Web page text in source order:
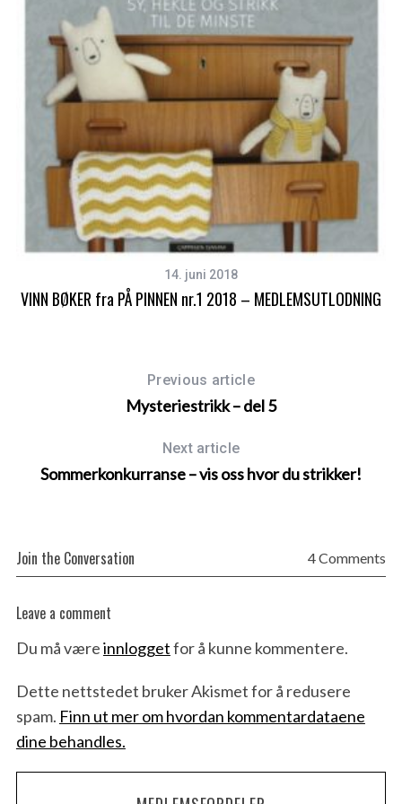
14. juni 2018
VINN BØKER fra PÅ PINNEN nr.1 2018 – MEDLEMSUTLODNING
Previous article
Mysteriestrikk – del 5
Next article
Sommerkonkurranse – vis oss hvor du strikker!
Join the Conversation 4 Comments
L
e
v
e
a
Leave a comment
Du må væreinnloggetfor å kunne kommentere.
Dette nettstedet bruker Akismet for å redusere
spam. Finn ut mer om hvordan kommentardataene
dine behandles.